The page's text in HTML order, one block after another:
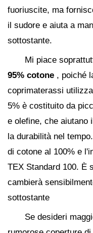
fuoriuscite, ma
il sudore e aiuta a
sottostante.
Mi piace
95% cotone , poiché
coprimaterassi
5% è costituito da
e olefine, che aiutano
la durabilità nel
di cotone al 100% e
TEX Standard 100. È
cambierà
sottostante
Se desideri